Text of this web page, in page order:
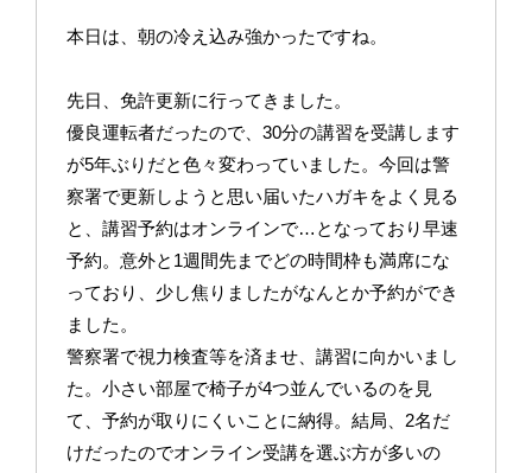
本日は、朝の冷え込み強かったですね。
先日、免許更新に行ってきました。
優良運転者だったので、30分の講習を受講します
が5年ぶりだと色々変わっていました。今回は警
察署で更新しようと思い届いたハガキをよく見る
と、講習予約はオンラインで…となっており早速
予約。意外と1週間先までどの時間枠も満席にな
っており、少し焦りましたがなんとか予約ができ
ました。
警察署で視力検査等を済ませ、講習に向かいまし
た。小さい部屋で椅子が4つ並んでいるのを見
て、予約が取りにくいことに納得。結局、2名だ
けだったのでオンライン受講を選ぶ方が多いの